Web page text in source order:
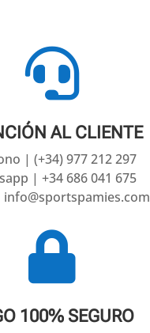

AL CLIENTE
| (+34) 977 212 297
| +34 686 041 675
info@sportspamies.com

100% SEGURO